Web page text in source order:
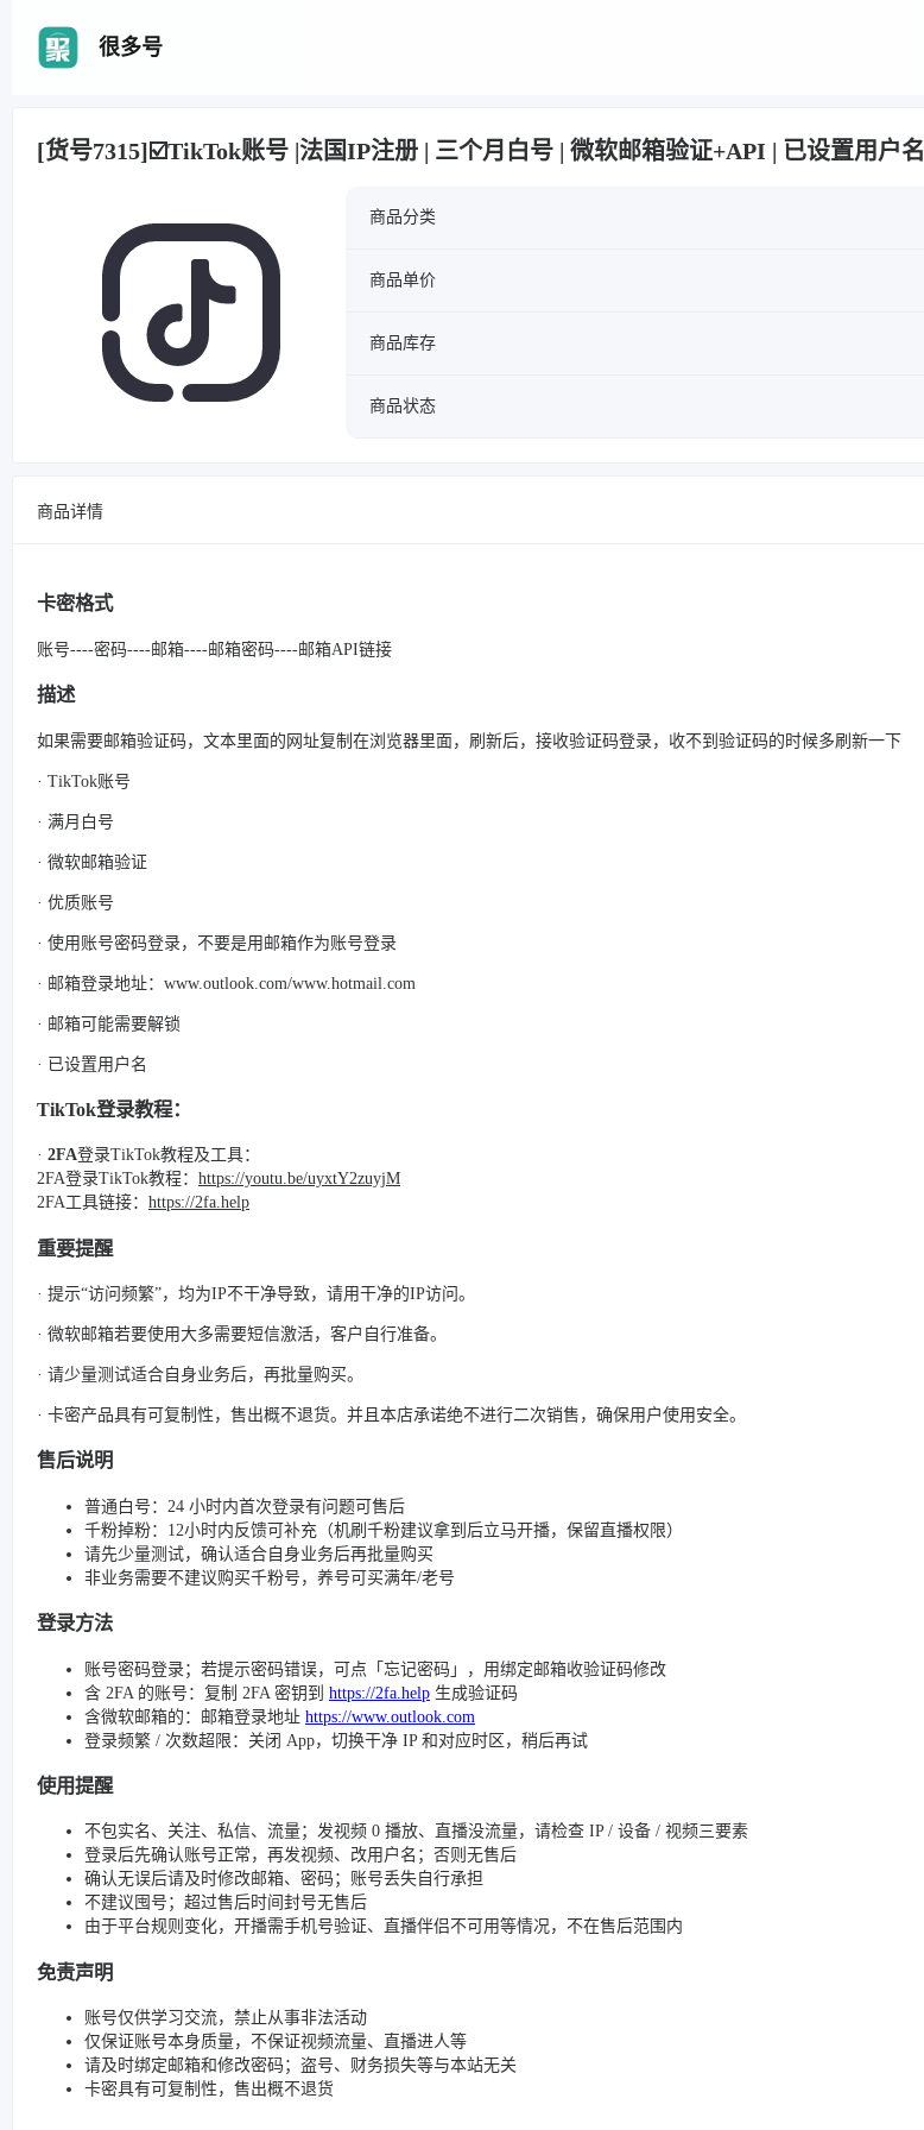
很多号
[货号7315]☑️TikTok账号 |法国IP注册 | 三个月白号 | 微软邮箱验证+API | 已设置用户名
商品分类
商品单价
商品库存
商品状态
商品详情
卡密格式
账号----密码----邮箱----邮箱密码----邮箱API链接
描述
如果需要邮箱验证码，文本里面的网址复制在浏览器里面，刷新后，接收验证码登录，收不到验证码的时候多刷新一下
· TikTok账号
· 满月白号
· 微软邮箱验证
· 优质账号
· 使用账号密码登录，不要是用邮箱作为账号登录
· 邮箱登录地址：www.outlook.com/www.hotmail.com
· 邮箱可能需要解锁
· 已设置用户名
TikTok登录教程：
· 2FA登录TikTok教程及工具：
2FA登录TikTok教程： https://youtu.be/uyxtY2zuyjM
2FA工具链接： https://2fa.help
重要提醒
· 提示“访问频繁”，均为IP不干净导致，请用干净的IP访问。
· 微软邮箱若要使用大多需要短信激活，客户自行准备。
· 请少量测试适合自身业务后，再批量购买。
· 卡密产品具有可复制性，售出概不退货。并且本店承诺绝不进行二次销售，确保用户使用安全。
售后说明
普通白号：24 小时内首次登录有问题可售后
千粉掉粉：12小时内反馈可补充（机刷千粉建议拿到后立马开播，保留直播权限）
请先少量测试，确认适合自身业务后再批量购买
非业务需要不建议购买千粉号，养号可买满年/老号
登录方法
账号密码登录；若提示密码错误，可点「忘记密码」，用绑定邮箱收验证码修改
含 2FA 的账号：复制 2FA 密钥到 https://2fa.help 生成验证码
含微软邮箱的：邮箱登录地址 https://www.outlook.com
登录频繁 / 次数超限：关闭 App，切换干净 IP 和对应时区，稍后再试
使用提醒
不包实名、关注、私信、流量；发视频 0 播放、直播没流量，请检查 IP / 设备 / 视频三要素
登录后先确认账号正常，再发视频、改用户名；否则无售后
确认无误后请及时修改邮箱、密码；账号丢失自行承担
不建议囤号；超过售后时间封号无售后
由于平台规则变化，开播需手机号验证、直播伴侣不可用等情况，不在售后范围内
免责声明
账号仅供学习交流，禁止从事非法活动
仅保证账号本身质量，不保证视频流量、直播进人等
请及时绑定邮箱和修改密码；盗号、财务损失等与本站无关
卡密具有可复制性，售出概不退货